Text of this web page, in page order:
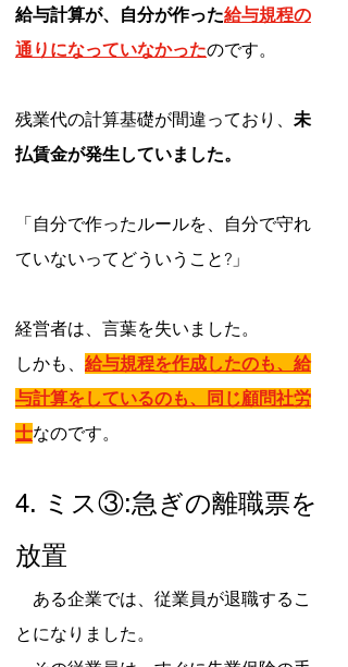
給与計算が、自分が作った給与規程の
通りになっていなかったのです。
残業代の計算基礎が間違っており、 未
払賃金が発生していました。
「自分で作ったルールを、自分で守れ
ていないってどういうこと?」
経営者は、言葉を失いました。
しかも、 給与規程を作成したのも、給
与計算をしているのも、同じ顧問社労
士なのです。
4. ミス③:急ぎの離職票を
放置
ある企業では、従業員が退職するこ
とになりました。